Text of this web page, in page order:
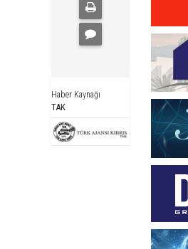
Haber Kaynağı
TAK